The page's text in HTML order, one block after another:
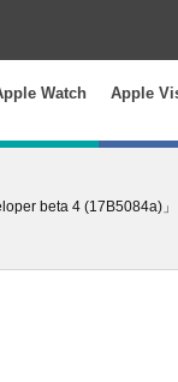
Watch Apple
beta 4 (17B5084a)